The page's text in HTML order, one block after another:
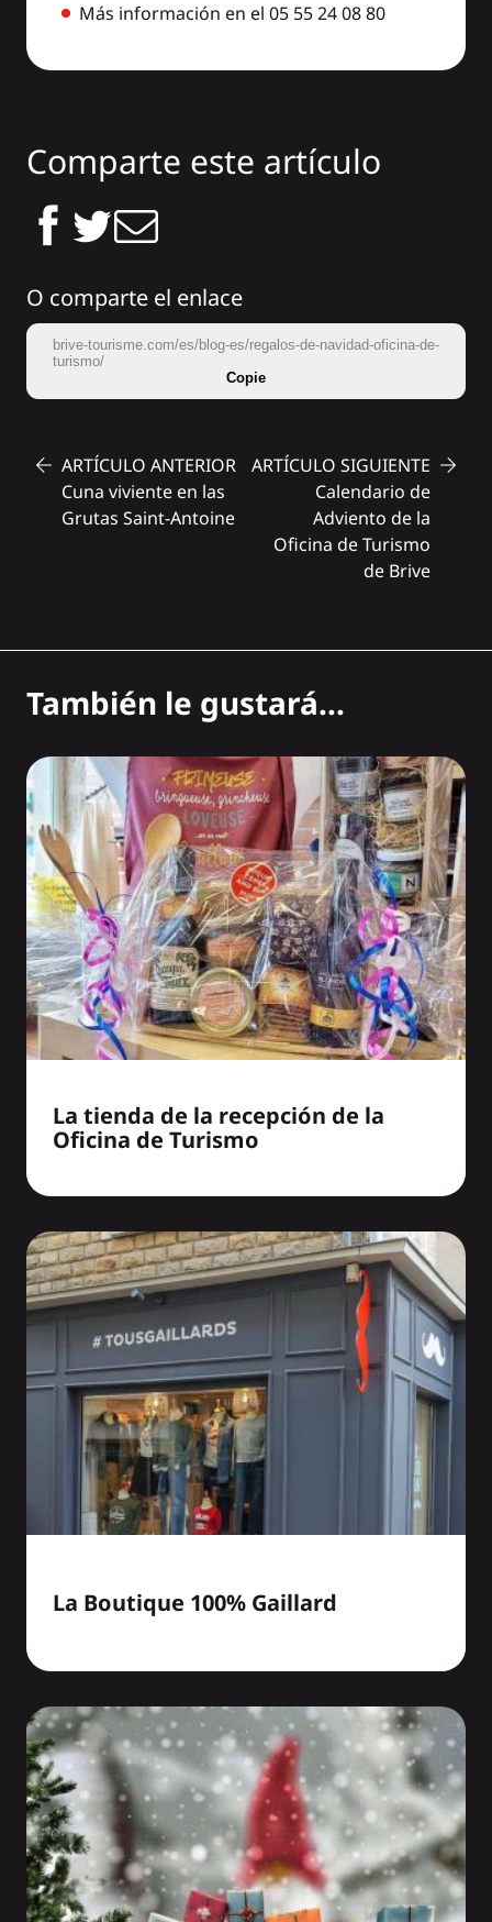
Más información en el 05 55 24 08 80
Comparte este artículo
O comparte el enlace
brive-tourisme.com/es/blog-es/regalos-de-navidad-oficina-de-
turismo/
Copie
ARTÍCULO ANTERIOR
Cuna viviente en las
Grutas Saint-Antoine
ARTÍCULO SIGUIENTE
Calendario de
Adviento de la
Oficina de Turismo
de Brive
También le gustará...
La tienda de la recepción de la
Oficina de Turismo
La Boutique 100% Gaillard